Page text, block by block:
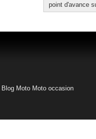
point d'avance
Blog Moto Moto occasion